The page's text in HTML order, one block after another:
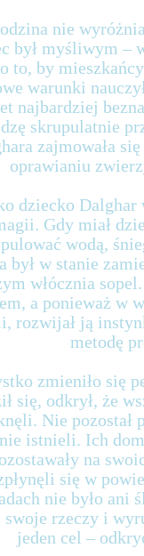
nie
był myśliwym –
o to, by
warunki
najbardziej
skrupulatnie
zajmowała
oprawianiu
dziecko Dalghar
Gdy miał
wodą,
był w stanie
włócznia
a ponieważ w
rozwijał ją
metodę
zmieniło się
się, odkrył, że
Nie pozostał
istnieli. Ich
na
się w
nie było ani
swoje rzeczy i
jeden cel –